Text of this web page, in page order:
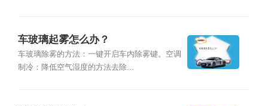
车玻璃起雾怎么办？
车玻璃除雾的方法：一键开启车内除雾键。空调
制冷：降低空气湿度的方法去除...